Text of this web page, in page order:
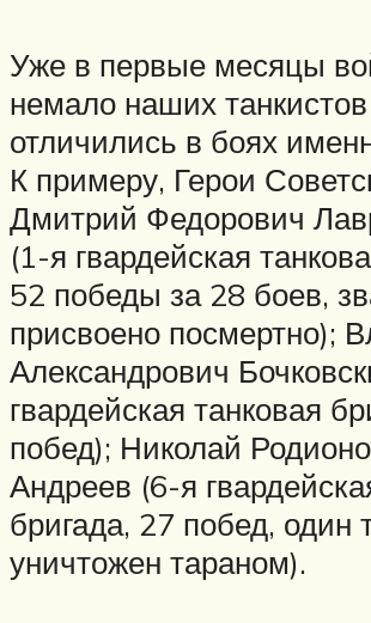
Уже в первые месяцы
немало наших танкистов
отличились в боях
К примеру, Герои
Дмитрий Федорович
(1-я гвардейская
52 победы за 28 боев,
присвоено посмертно);
Александрович
гвардейская танковая
побед); Николай
Андреев (6-я
бригада, 27 побед, один
уничтожен тараном).